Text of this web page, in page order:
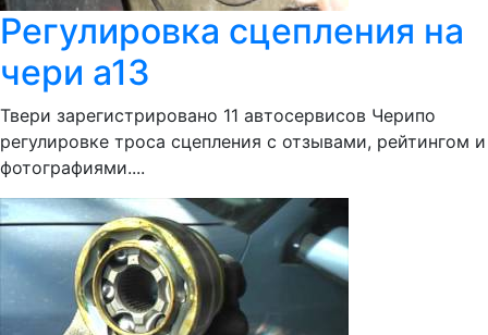
Регулировка сцепления на
чери а13
Твери зарегистрировано 11 автосервисов Черипо
регулировке троса сцепления с отзывами, рейтингом и
фотографиями....